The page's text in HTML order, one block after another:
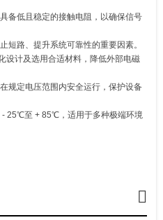
备低且稳定的接触电阻，以确保信号
短路、提升系统可靠性的重要因素。
设计及选用合适材料，降低外部电磁
规定电压范围内安全运行，保护设备
25℃至 + 85℃，适用于多种极端环境